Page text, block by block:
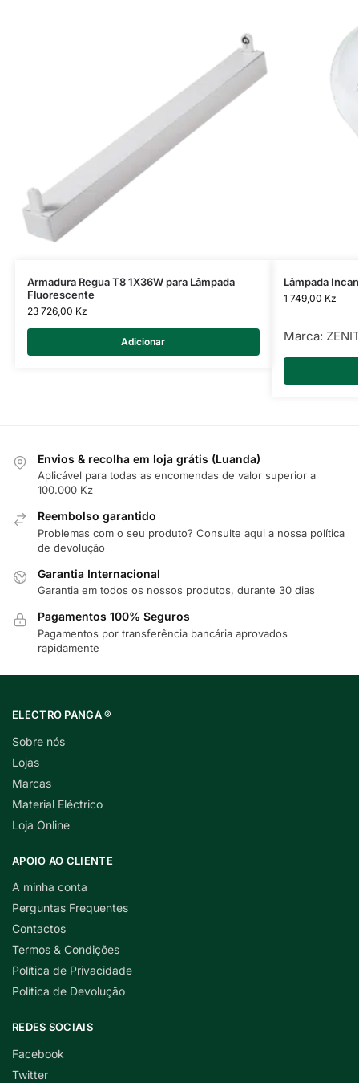
Armadura Regua T8 1X36W para Lâmpada
Fluorescente
23 726,00 Kz
Adicionar
Lâmpada
1 749,00 Kz
Marca:
Envios & recolha em loja grátis (Luanda)
Aplicável para todas as encomendas de valor superior a
100.000 Kz
Reembolso garantido
Problemas com o seu produto? Consulte aqui a nossa política
de devolução
Garantia Internacional
Garantia em todos os nossos produtos, durante 30 dias
Pagamentos 100% Seguros
Pagamentos por transferência bancária aprovados
rapidamente
ELECTRO PANGA ®
Sobre nós
Lojas
Marcas
Material Eléctrico
Loja Online
APOIO AO CLIENTE
A minha conta
Perguntas Frequentes
Contactos
Termos & Condições
Política de Privacidade
Política de Devolução
REDES SOCIAIS
Facebook
Twitter